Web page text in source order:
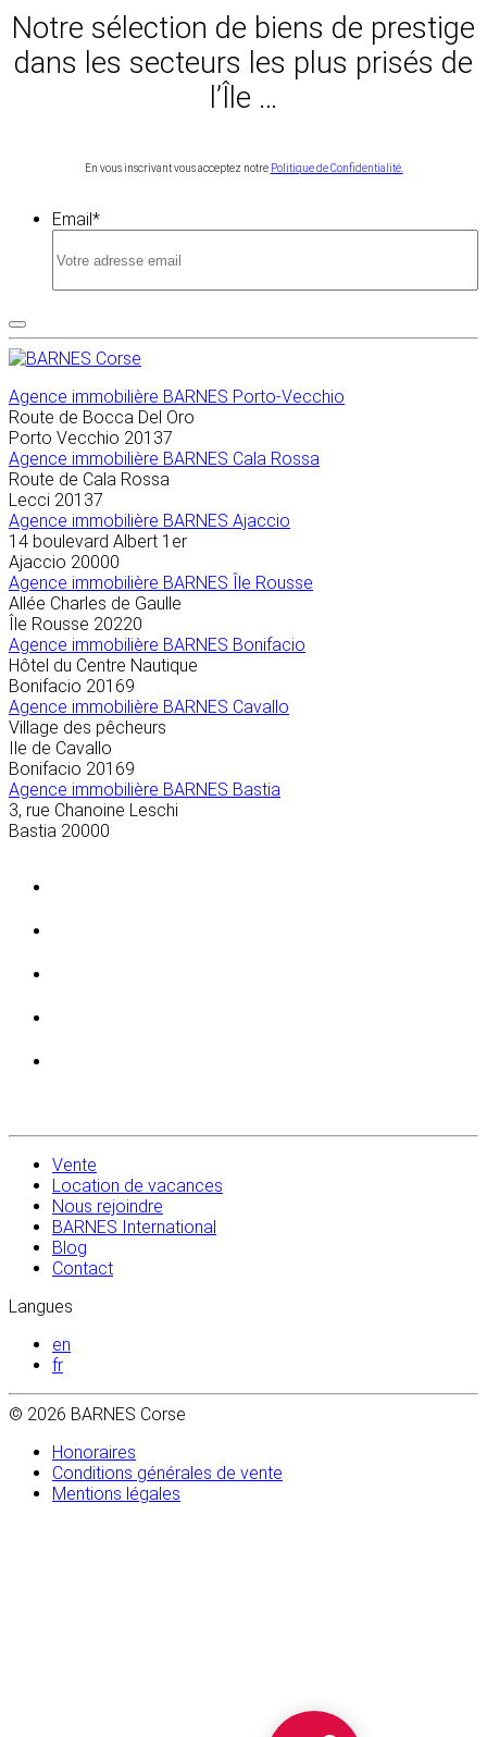
Notre sélection de biens de prestige
dans les secteurs les plus prisés de
l’Île …
En vous inscrivant vous acceptez notre Politique de Confidentialité.
Email*
Agence immobilière BARNES Porto-Vecchio
Route de Bocca Del Oro
Porto Vecchio 20137
Agence immobilière BARNES Cala Rossa
Route de Cala Rossa
Lecci 20137
Agence immobilière BARNES Ajaccio
14 boulevard Albert 1er
Ajaccio 20000
Agence immobilière BARNES Île Rousse
Allée Charles de Gaulle
Île Rousse 20220
Agence immobilière BARNES Bonifacio
Hôtel du Centre Nautique
Bonifacio 20169
Agence immobilière BARNES Cavallo
Village des pêcheurs
Ile de Cavallo
Bonifacio 20169
Agence immobilière BARNES Bastia
3, rue Chanoine Leschi
Bastia 20000
Vente
Location de vacances
Nous rejoindre
BARNES International
Blog
Contact
Langues
en
fr
© 2026 BARNES Corse
Honoraires
Conditions générales de vente
Mentions légales